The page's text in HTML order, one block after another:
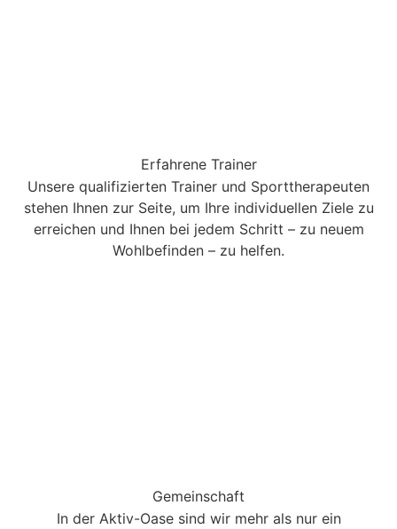
Erfahrene Trainer
Unsere qualifizierten Trainer und Sporttherapeuten
stehen Ihnen zur Seite, um Ihre individuellen Ziele zu
erreichen und Ihnen bei jedem Schritt – zu neuem
Wohlbefinden – zu helfen.
Gemeinschaft
In der Aktiv-Oase sind wir mehr als nur ein